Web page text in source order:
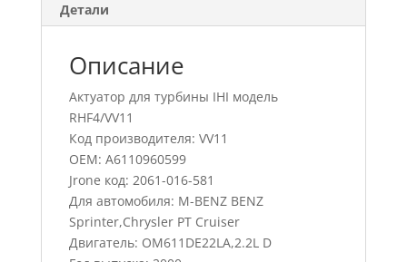
Детали
Описание
Актуатор для турбины IHI модель
RHF4/VV11
Код производителя: VV11
OEM: A6110960599
Jrone код: 2061-016-581
Для автомобиля: M-BENZ BENZ
Sprinter,Chrysler PT Cruiser
Двигатель: OM611DE22LA,2.2L D